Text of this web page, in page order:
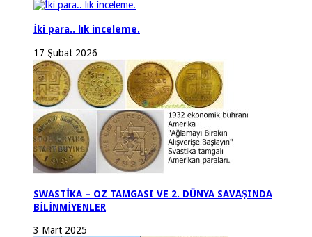
İki para.. lık inceleme.
17 Şubat 2026
SWASTİKA – OZ TAMGASI VE 2. DÜNYA SAVAŞINDA
BİLİNMİYENLER
3 Mart 2025